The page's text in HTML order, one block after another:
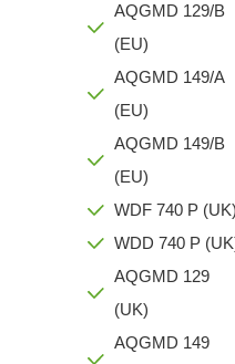
AQGMD 129/B
(EU)
AQGMD 149/A
(EU)
AQGMD 149/B
(EU)
WDF 740 P (UK)
WDD 740 P
AQGMD 129
(UK)
AQGMD 149